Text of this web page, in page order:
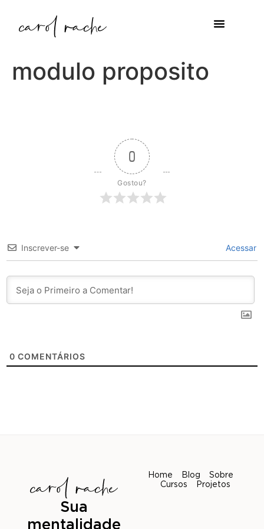
modulo proposito
0
Gostou?
Inscrever-se Acessar
0 COMENTÁRIOS
Sua
mentalidade
Home Blog
Sobre
Cursos
Projetos